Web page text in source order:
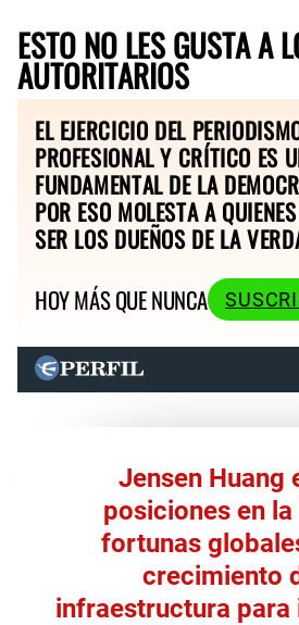
ESTO NO LES GUSTA A
AUTORITARIOS
EL EJERCICIO DEL
PROFESIONAL Y CRÍTICO ES
FUNDAMENTAL DE LA
POR ESO MOLESTA A
SER LOS DUEÑOS DE LA
HOY MÁS QUE NUNCA
Jensen Huang
posiciones en
fortunas
crecimiento
infraestructura para